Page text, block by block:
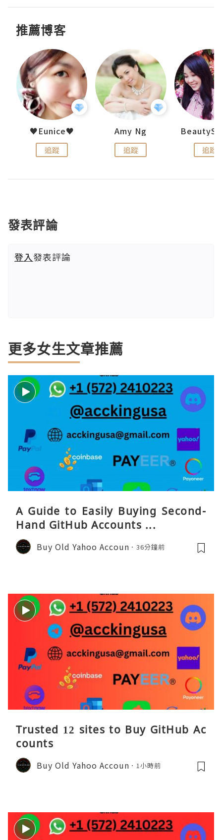
推薦博客
♥Eunice♥
追蹤
Amy Ng
追蹤 追蹤
發表評論
登入發表評論
更多女生文章推薦
A Guide to Easily Buying Second-
Hand GitHub Accounts ...
Buy Old Yahoo Accoun 36分鐘前
Trusted 12 sites to Buy GitHub Ac
counts
Buy Old Yahoo Accoun 1小時前